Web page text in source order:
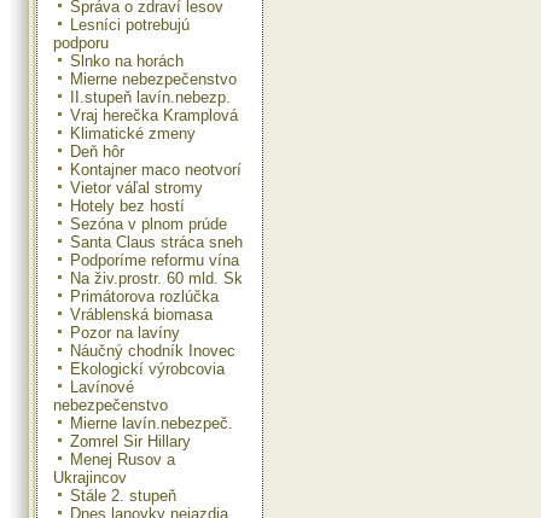
Správa o zdraví lesov
Lesníci potrebujú
podporu
Slnko na horách
Mierne nebezpečenstvo
II.stupeň lavín.nebezp.
Vraj herečka Kramplová
Klimatické zmeny
Deň hôr
Kontajner maco neotvorí
Vietor váľal stromy
Hotely bez hostí
Sezóna v plnom prúde
Santa Claus stráca sneh
Podporíme reformu vína
Na živ.prostr. 60 mld. Sk
Primátorova rozlúčka
Vráblenská biomasa
Pozor na lavíny
Náučný chodník Inovec
Ekologickí výrobcovia
Lavínové
nebezpečenstvo
Mierne lavín.nebezpeč.
Zomrel Sir Hillary
Menej Rusov a
Ukrajincov
Stále 2. stupeň
Dnes lanovky nejazdia